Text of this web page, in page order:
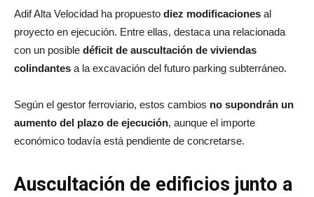
Adif Alta Velocidad ha propuesto diez modificaciones al
proyecto en ejecución. Entre ellas, destaca una relacionada
con un posible déficit de auscultación de viviendas
colindantes a la excavación del futuro parking subterráneo.
Según el gestor ferroviario, estos cambios no supondrán un
aumento del plazo de ejecución, aunque el importe
económico todavía está pendiente de concretarse.
Auscultación de edificios junto a